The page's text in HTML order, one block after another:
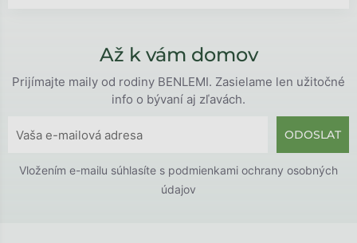
Až k vám domov
Prijímajte maily od rodiny BENLEMI. Zasielame len užitočné
info o bývaní aj zľavách.
ODOSLAT
Vložením e-mailu súhlasíte s podmienkami ochrany osobných
údajov